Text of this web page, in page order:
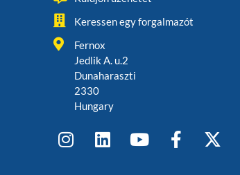
Keressen egy forgalmazót
Fernox
Jedlik A. u.2
Dunaharaszti
2330
Hungary